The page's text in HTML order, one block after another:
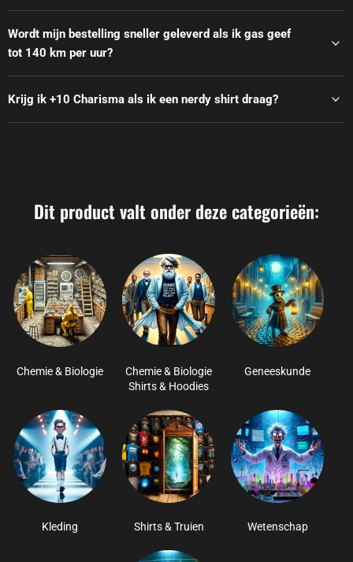
Wordt mijn bestelling sneller geleverd als ik gas geef
tot 140 km per uur?
Krijg ik +10 Charisma als ik een nerdy shirt draag?
Dit product valt onder deze categorieën:
Chemie & Biologie
Chemie & Biologie
Shirts & Hoodies
Geneeskunde
Kleding Shirts & Truien Wetenschap